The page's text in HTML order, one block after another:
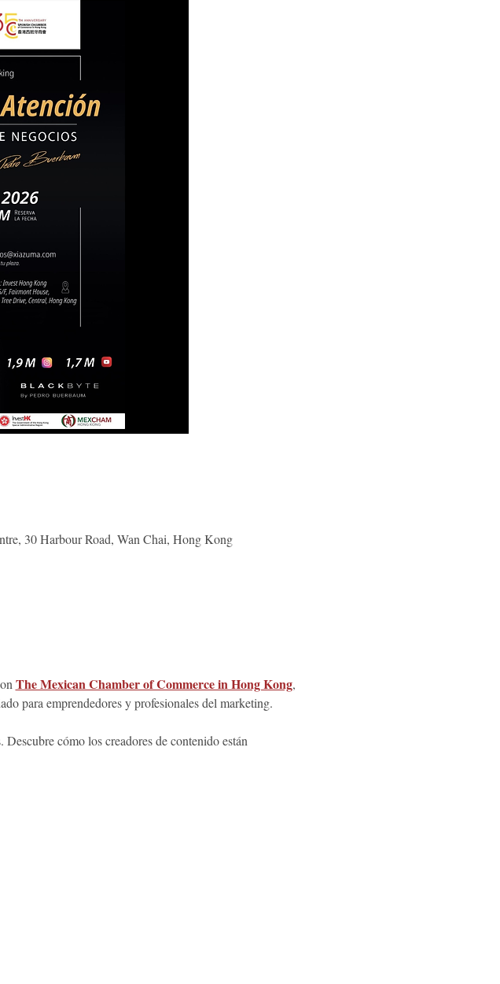
30 Harbour Road, Wan Chai, Hong Kong
The Mexican Chamber of Commerce in Hong Kong,
para emprendedores y profesionales del marketing.
cómo los creadores de contenido están